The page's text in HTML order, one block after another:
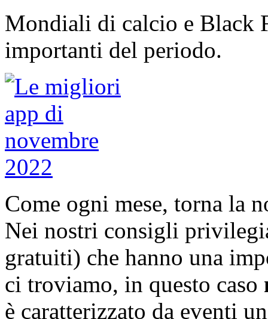
Mondiali di calcio e Black
importanti del periodo.
Come ogni mese, torna la
Nei nostri consigli
gratuiti) che hanno una
ci troviamo, in questo caso
è caratterizzato da eventi